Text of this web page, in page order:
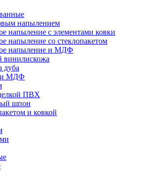
напылением
напыление с элементами ковки
напыление со стеклопакетом
напыление и МДФ
винилискожа
дуба
МДФ
ПВХ
шпон
и ковкой